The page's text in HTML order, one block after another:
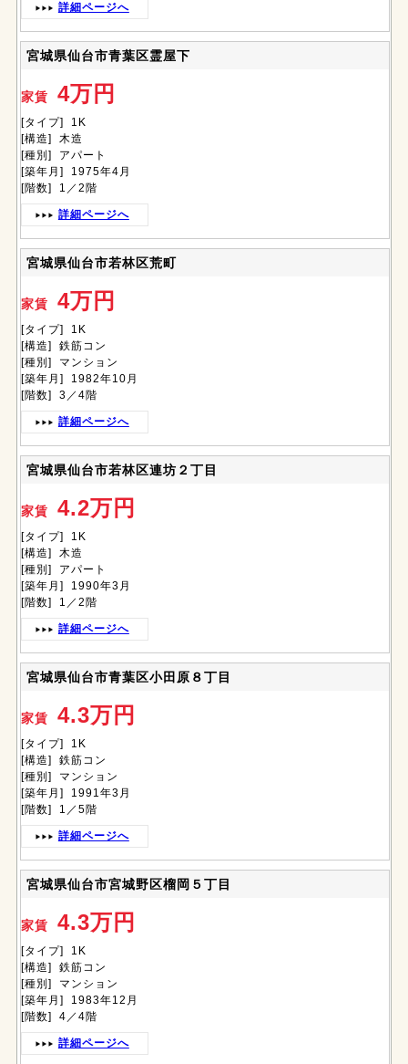
詳細ページへ
宮城県仙台市青葉区霊屋下
家賃 4万円
[タイプ] 1K
[構造] 木造
[種別] アパート
[築年月] 1975年4月
[階数] 1／2階
詳細ページへ
宮城県仙台市若林区荒町
家賃 4万円
[タイプ] 1K
[構造] 鉄筋コン
[種別] マンション
[築年月] 1982年10月
[階数] 3／4階
詳細ページへ
宮城県仙台市若林区連坊２丁目
家賃 4.2万円
[タイプ] 1K
[構造] 木造
[種別] アパート
[築年月] 1990年3月
[階数] 1／2階
詳細ページへ
宮城県仙台市青葉区小田原８丁目
家賃 4.3万円
[タイプ] 1K
[構造] 鉄筋コン
[種別] マンション
[築年月] 1991年3月
[階数] 1／5階
詳細ページへ
宮城県仙台市宮城野区榴岡５丁目
家賃 4.3万円
[タイプ] 1K
[構造] 鉄筋コン
[種別] マンション
[築年月] 1983年12月
[階数] 4／4階
詳細ページへ